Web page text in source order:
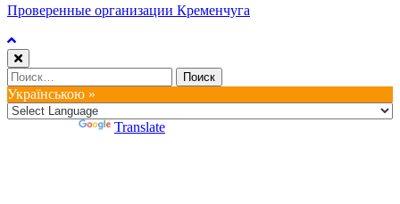
Проверенные организации Кременчуга
Найти:
Українською »
Translate